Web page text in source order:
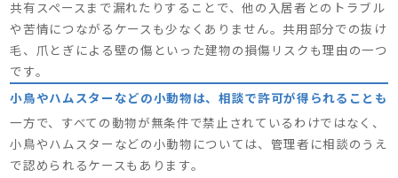
共有スペースまで漏れたりすることで、他の入居者とのトラブル
や苦情につながるケースも少なくありません。共用部分での抜け
毛、爪とぎによる壁の傷といった建物の損傷リスクも理由の一つ
です。
小鳥やハムスターなどの小動物は、相談で許可が得られることも
一方で、すべての動物が無条件で禁止されているわけではなく、
小鳥やハムスターなどの小動物については、管理者に相談のうえ
で認められるケースもあります。